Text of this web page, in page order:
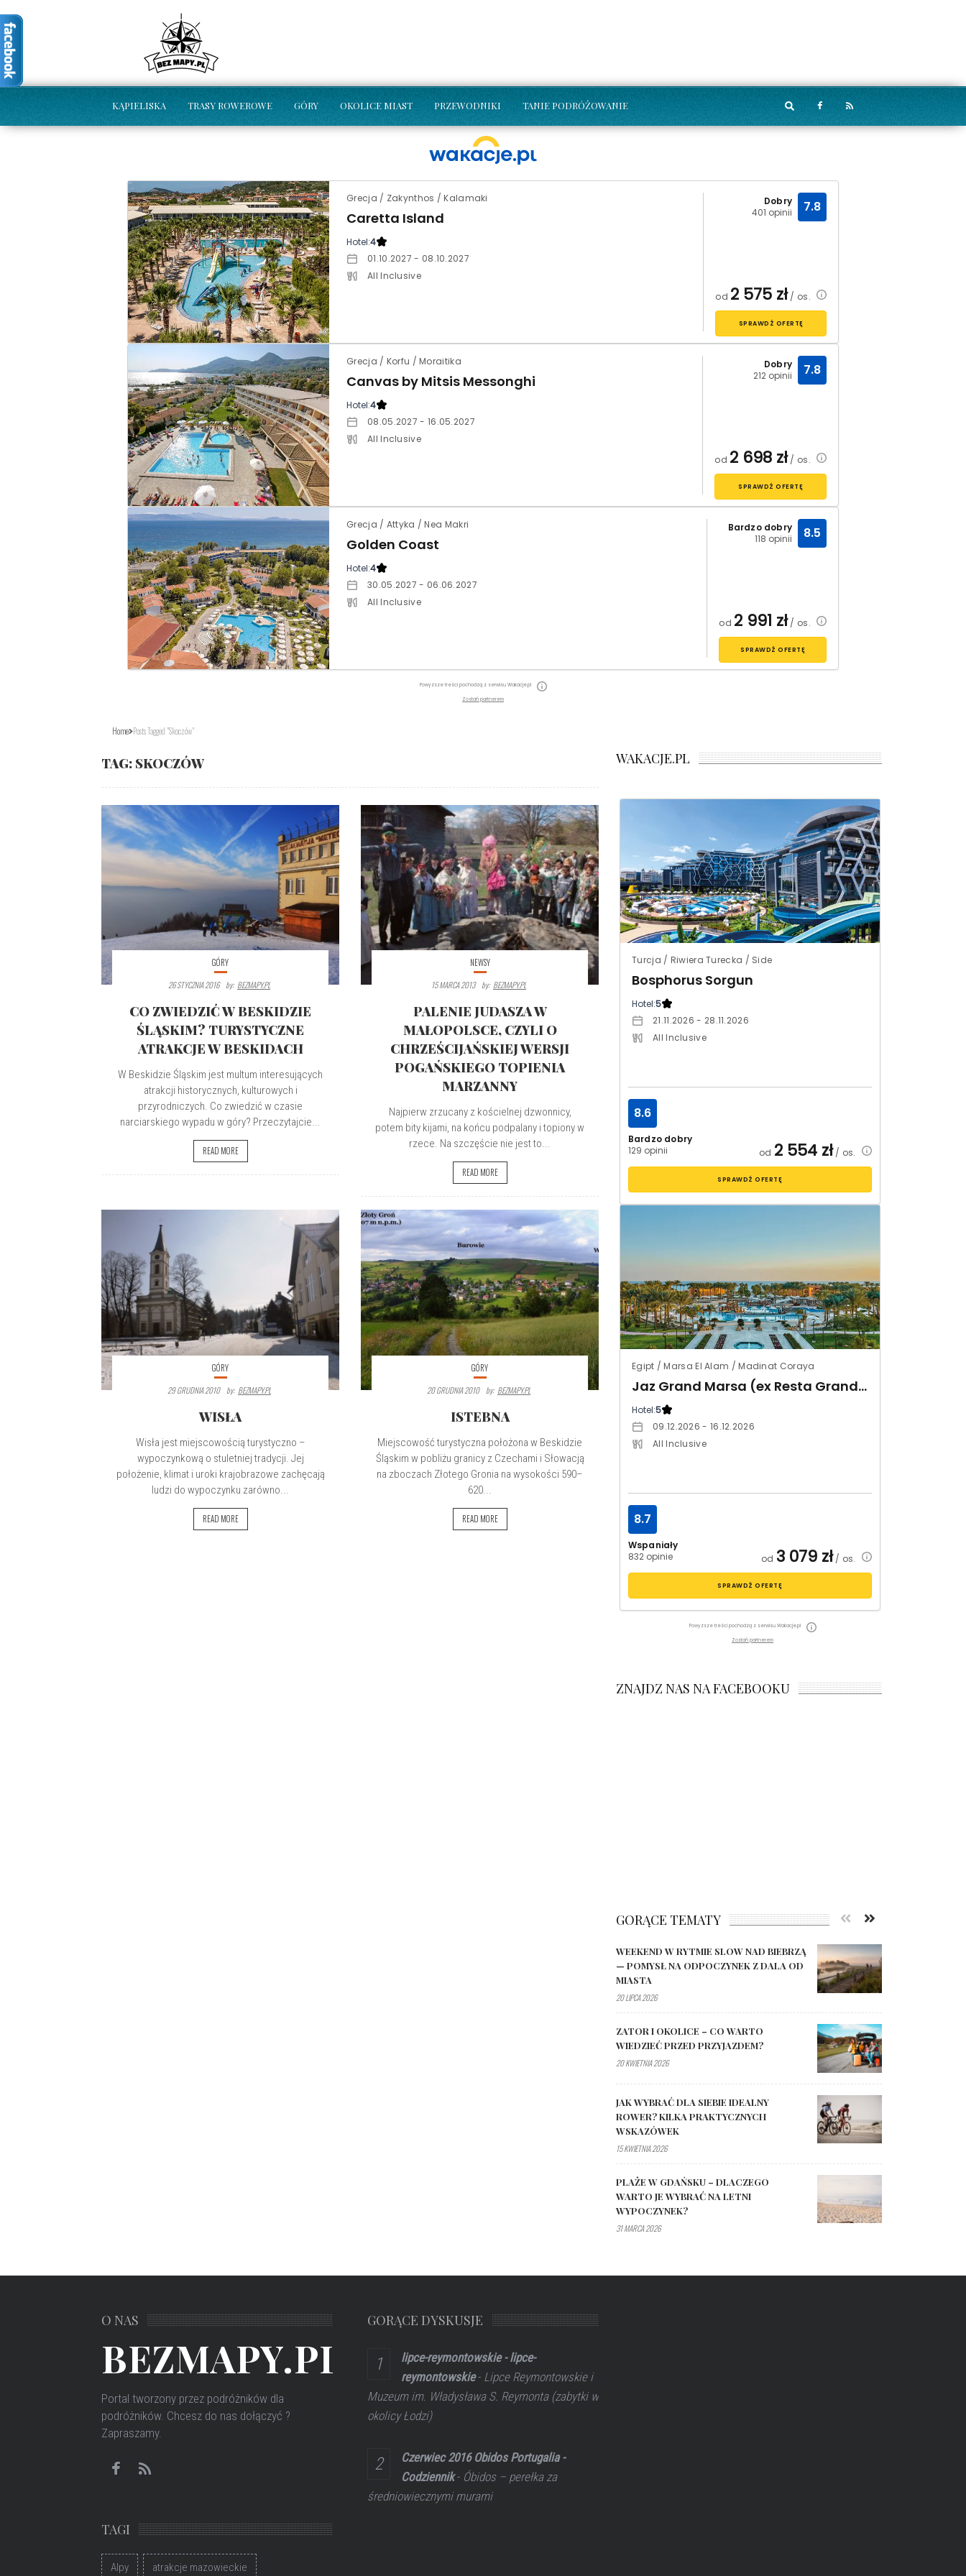
KĄPIELISKA TRASY ROWEROWE GÓRY OKOLICE MIAST PRZEWODNIKI TANIE PODRÓŻOWANIE
Grecja / Zakynthos / Kalamaki
Caretta Island
Hotel:4
01.10.2027 - 08.10.2027
All Inclusive
Dobry
401 opinii
7.8
od 2 575 zł/ os.
SPRAWDŹ OFERTĘ
Grecja / Korfu / Moraitika
Canvas by Mitsis Messonghi
Hotel:4
08.05.2027 - 16.05.2027
All Inclusive
Dobry
212 opinii
7.8
od 2 698 zł/ os.
SPRAWDŹ OFERTĘ
Grecja / Attyka / Nea Makri
Golden Coast
Hotel:4
30.05.2027 - 06.06.2027
All Inclusive
Bardzo dobry
118 opinii
8.5
od 2 991 zł/ os.
SPRAWDŹ OFERTĘ
Powyższe treści pochodzą z serwisu Wakacje.pl
Zostań partnerem
Home Posts Tagged "Skoczów"
TAG: SKOCZÓW
GÓRY
26 STYCZNIA 2016 By: BEZMAPY.PL
CO ZWIEDZIĆ W BESKIDZIE
ŚLĄSKIM? TURYSTYCZNE
ATRAKCJE W BESKIDACH
W Beskidzie Śląskim jest multum interesujących
atrakcji historycznych, kulturowych i
przyrodniczych. Co zwiedzić w czasie
narciarskiego wypadu w góry? Przeczytajcie...
READ MORE
NEWSY
15 MARCA 2013 By: BEZMAPY.PL
PALENIE JUDASZA W
MAŁOPOLSCE, CZYLI O
CHRZEŚCIJAŃSKIEJ WERSJI
POGAŃSKIEGO TOPIENIA
MARZANNY
Najpierw zrzucany z kościelnej dzwonnicy,
potem bity kijami, na końcu podpalany i topiony w
rzece. Na szczęście nie jest to...
READ MORE
GÓRY
29 GRUDNIA 2010
By: BEZMAPY.PL
WISŁA
Wisła jest miejscowością turystyczno –
wypoczynkową o stuletniej tradycji. Jej
położenie, klimat i uroki krajobrazowe zachęcają
ludzi do wypoczynku zarówno...
READ MORE
GÓRY
20 GRUDNIA 2010
By: BEZMAPY.PL
ISTEBNA
Miejscowość turystyczna położona w Beskidzie
Śląskim w pobliżu granicy z Czechami i Słowacją
na zboczach Złotego Gronia na wysokości 590–
620...
READ MORE
WAKACJE.PL
Turcja / Riwiera Turecka / Side
Bosphorus Sorgun
Hotel:5
21.11.2026 - 28.11.2026
All Inclusive
Bardzo dobry
129 opinii
8.6
od 2 554 zł/ os.
SPRAWDŹ OFERTĘ
Egipt / Marsa El Alam / Madinat Coraya
Jaz Grand Marsa (ex Resta Grand Resort)
Hotel:5
09.12.2026 - 16.12.2026
All Inclusive
Wspaniały
832 opinie
8.7
od 3 079 zł/ os.
SPRAWDŹ OFERTĘ
Powyższe treści pochodzą z serwisu Wakacje.pl
Zostań partnerem
ZNAJDZ NAS NA FACEBOOKU
GORĄCE TEMATY
WEEKEND W RYTMIE SLOW NAD BIEBRZĄ
— POMYSŁ NA ODPOCZYNEK Z DALA OD
MIASTA
20 LIPCA 2026
ZATOR I OKOLICE – CO WARTO
WIEDZIEĆ PRZED PRZYJAZDEM?
20 KWIETNIA 2026
JAK WYBRAĆ DLA SIEBIE IDEALNY
ROWER? KILKA PRAKTYCZNYCH
WSKAZÓWEK
15 KWIETNIA 2026
PLAŻE W GDAŃSKU – DLACZEGO
WARTO JE WYBRAĆ NA LETNI
WYPOCZYNEK?
31 MARCA 2026
O NAS
BEZMAPY.PL
Portal tworzony przez podróżników dla
podróżników. Chcesz do nas dołączyć ?
Zapraszamy.
TAGI
Alpy atrakcje mazowieckie
GORĄCE DYSKUSJE
lipce-reymontowskie - lipce-
reymontowskie- Lipce Reymontowskie i
Muzeum im. Władysława S. Reymonta (zabytki w
okolicy Łodzi)
Czerwiec 2016 Obidos Portugalia -
Codziennik- Óbidos – perełka za
średniowiecznymi murami